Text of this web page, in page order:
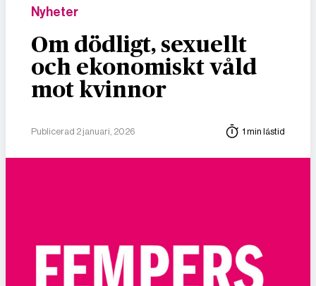
Nyheter
Om dödligt, sexuellt
och ekonomiskt våld
mot kvinnor
Publicerad 2 januari, 2026 1 min lästid